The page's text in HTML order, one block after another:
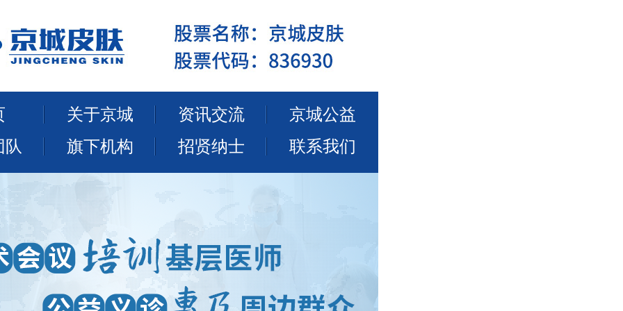
关于京城 资讯交流
京城公益
队
旗下机构 招贤纳士 联系我们